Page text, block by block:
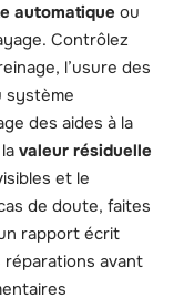
automatique ou
Contrôlez
l’usure des
système
des aides à la
valeur résiduelle
et le
de doute, faites
rapport écrit
réparations avant